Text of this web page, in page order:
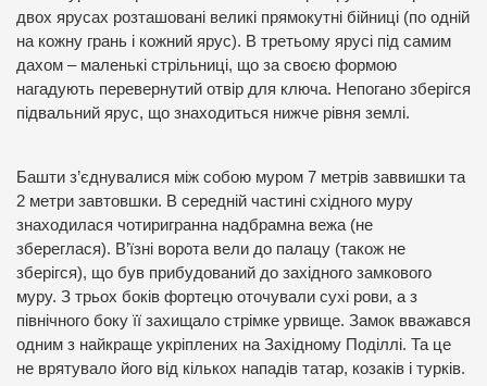
двох ярусах розташовані великі прямокутні бійниці (по одній
на кожну грань і кожний ярус). В третьому ярусі під самим
дахом – маленькі стрільниці, що за своєю формою
нагадують перевернутий отвір для ключа. Непогано зберігся
підвальний ярус, що знаходиться нижче рівня землі.
Башти з’єднувалися між собою муром 7 метрів заввишки та
2 метри завтовшки. В середній частині східного муру
знаходилася чотиригранна надбрамна вежа (не
збереглася). В’їзні ворота вели до палацу (також не
зберігся), що був прибудований до західного замкового
муру. З трьох боків фортецю оточували сухі рови, а з
північного боку її захищало стрімке урвище. Замок вважався
одним з найкраще укріплених на Західному Поділлі. Та це
не врятувало його від кількох нападів татар, козаків і турків.